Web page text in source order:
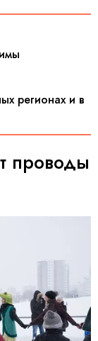
регионах и в
проводы